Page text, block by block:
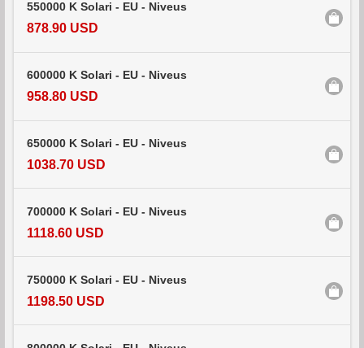
550000 K Solari - EU - Niveus
878.90 USD
600000 K Solari - EU - Niveus
958.80 USD
650000 K Solari - EU - Niveus
1038.70 USD
700000 K Solari - EU - Niveus
1118.60 USD
750000 K Solari - EU - Niveus
1198.50 USD